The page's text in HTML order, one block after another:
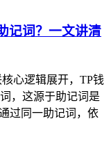
记词？一文讲清
心逻辑展开，TP钱
，这源于助记词是
过同一助记词，依